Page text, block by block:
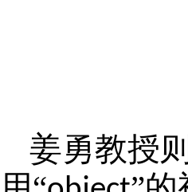
姜勇教授